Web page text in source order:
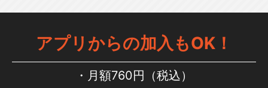
アプリからの加入もOK！
月額760円（税込）